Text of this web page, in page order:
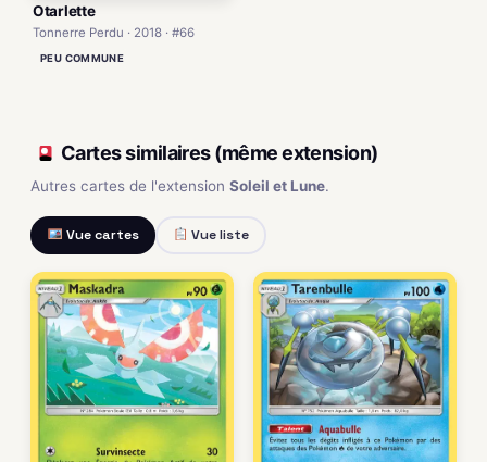
Otarlette
Tonnerre Perdu · 2018 · #66
PEU COMMUNE
Cartes similaires (même extension)
Autres cartes de l'extension Soleil et Lune.
Vue cartes Vue liste